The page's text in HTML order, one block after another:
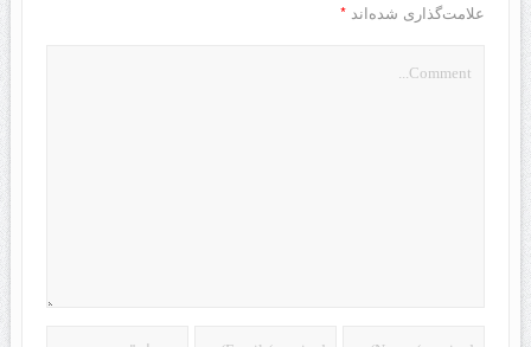
علامت‌گذاری شده‌اند *